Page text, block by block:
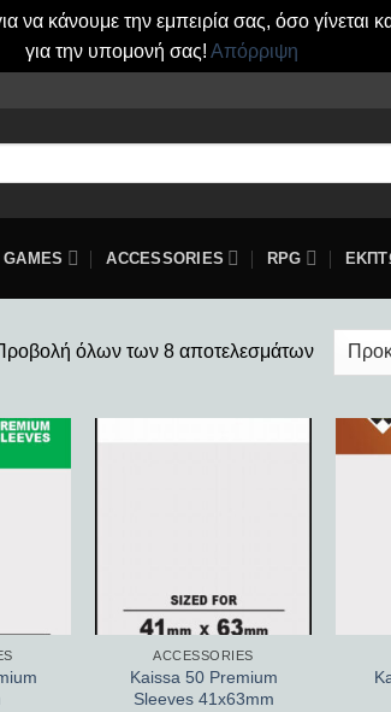
κάνουμε την εμπειρία σας, όσο
για την υπομονή σας! Απόρριψη
GAMES ACCESSORIES RPG
όλων των 8 αποτελεσμάτων
ACCESSORIES
Kaissa 50 Premium
Sleeves 41x63mm